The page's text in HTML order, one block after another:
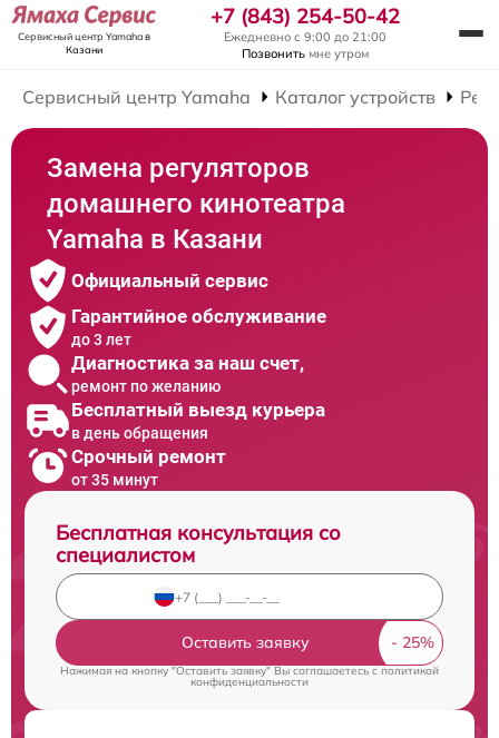
Сервисный центр Yamahaв
Казани
+7 (843) 254-50-42
Ежедневно с 9:00 до 21:00
Позвонить мне утром
Сервисный центр Yamaha Каталог устройств
Замена регуляторов
домашнего кинотеатра
Yamaha в Казани
Официальный сервис
Гарантийное обслуживание
до 3 лет
Диагностика за наш счет,
ремонт по желанию
Бесплатный выезд курьера
в день обращения
Срочный ремонт
от 35 минут
Бесплатная консультация со
специалистом
Оставить заявку
Нажимая на кнопку "Оставить заявку" Вы соглашаетесь cполитикой
конфиденциальности